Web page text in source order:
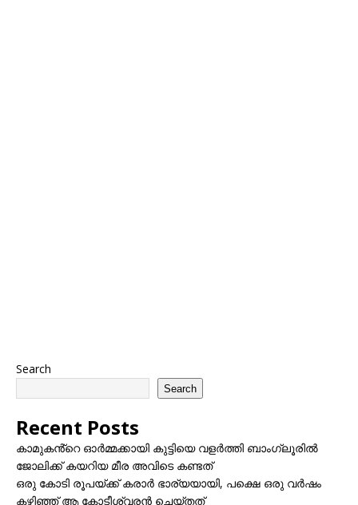
Search
Search
Recent Posts
കാമുകൻ്റെ ഓർമ്മക്കായി കുട്ടിയെ വളർത്തി ബാംഗ്ലൂരിൽ
ജോലിക്ക് കയറിയ മീര അവിടെ കണ്ടത്
ഒരു കോടി രൂപയ്ക്ക് കരാർ ഭാര്യയായി, പക്ഷെ ഒരു വർഷം
കഴിഞ്ഞ് ആ കോടീശ്വരൻ ചെയ്തത്